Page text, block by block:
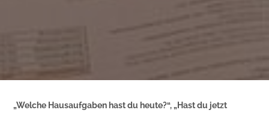
„Welche Hausaufgaben hast du heute?“, „Hast du jetzt